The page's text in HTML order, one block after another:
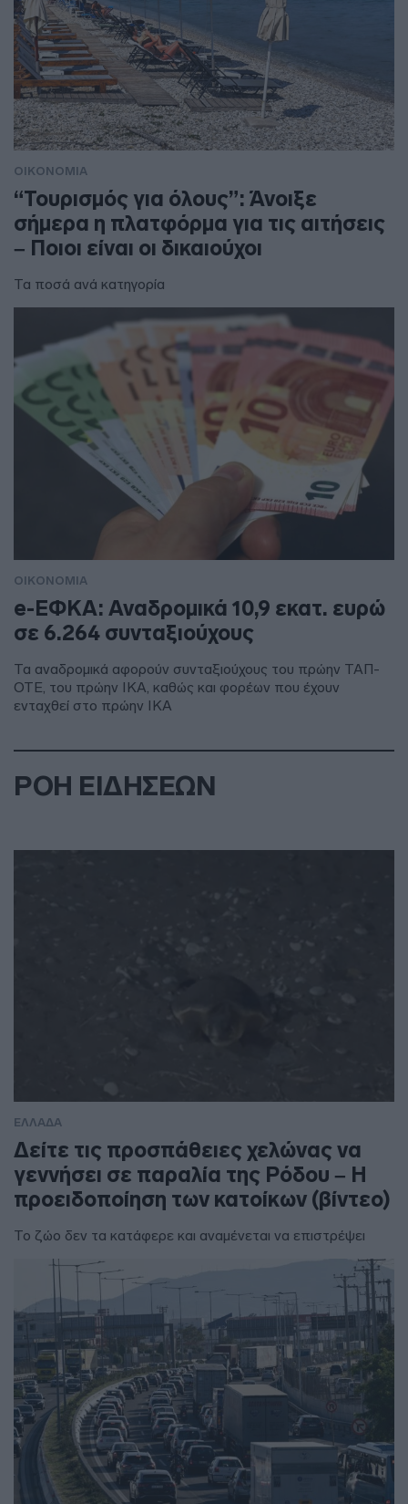
ΟΙΚΟΝΟΜΙΑ
“Τουρισμός για όλους”: Άνοιξε
σήμερα η πλατφόρμα για τις αιτήσεις
– Ποιοι είναι οι δικαιούχοι
Τα ποσά ανά κατηγορία
ΟΙΚΟΝΟΜΙΑ
e-ΕΦΚΑ: Αναδρομικά 10,9 εκατ. ευρώ
σε 6.264 συνταξιούχους
Τα αναδρομικά αφορούν συνταξιούχους του πρώην ΤΑΠ-
ΟΤΕ, του πρώην ΙΚΑ, καθώς και φορέων που έχουν
ενταχθεί στο πρώην ΙΚΑ
ΡΟΗ ΕΙΔΗΣΕΩΝ
ΕΛΛΑΔΑ
Δείτε τις προσπάθειες χελώνας να
γεννήσει σε παραλία της Ρόδου – Η
προειδοποίηση των κατοίκων (βίντεο)
Το ζώο δεν τα κατάφερε και αναμένεται να επιστρέψει